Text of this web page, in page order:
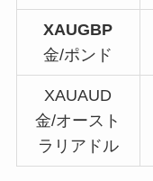
XAUGBP
金/ポンド
XAUAUD
金/オースト
ラリアドル